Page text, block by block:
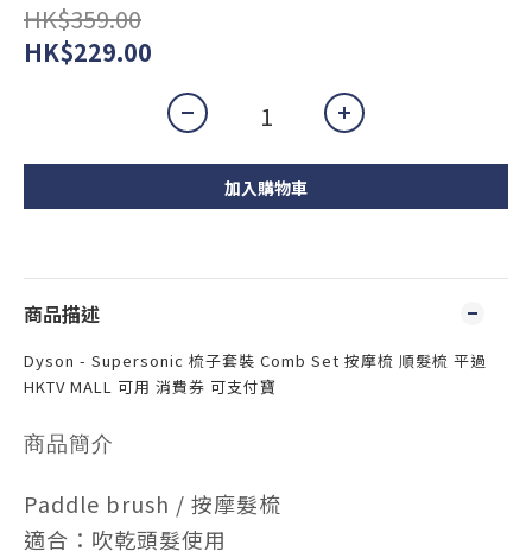
HK$359.00
HK$229.00
加入購物車
商品描述
Dyson - Supersonic 梳子套裝 Comb Set 按摩梳 順髮梳 平過
HKTV MALL 可用 消費券 可支付寶
商品簡介
Paddle brush / 按摩髮梳
適合：吹乾頭髮使用